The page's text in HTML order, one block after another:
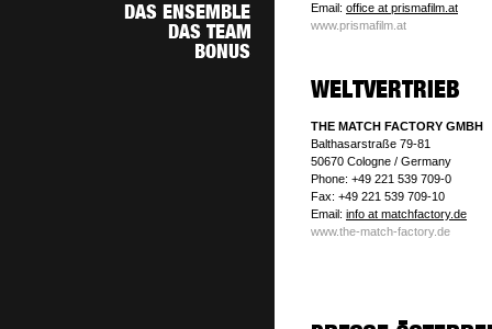
Email: office at prismafilm.at
www.prismafilm.at
THE MATCH FACTORY GMBH
Balthasarstraße 79-81
50670 Cologne / Germany
Phone: +49 221 539 709-0
Fax: +49 221 539 709-10
Email: info at matchfactory.de
www.the-match-factory.de